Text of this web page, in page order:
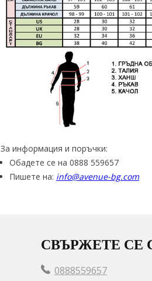
За информация и поръчки:
Обадете се на 0888 559657
Пишете на: info@avenue-bg.com
СВЪРЖЕТЕ СЕ
0888559657